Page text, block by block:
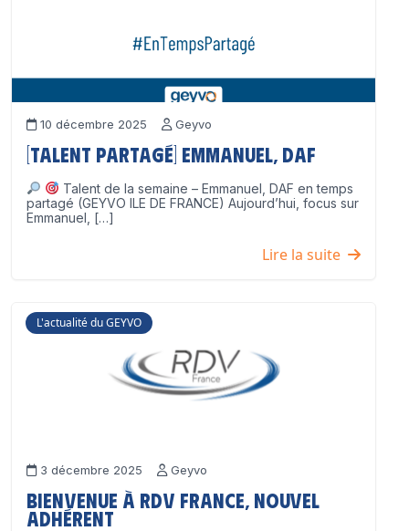
10 décembre 2025 Geyvo
[Talent partagé] Emmanuel, DAF
Talent de la semaine – Emmanuel, DAF en temps
partagé (GEYVO ILE DE FRANCE) Aujourd’hui, focus sur
Emmanuel, […]
Lire la suite
L'actualité du GEYVO
3 décembre 2025 Geyvo
Bienvenue à RDV France, nouvel
adhérent